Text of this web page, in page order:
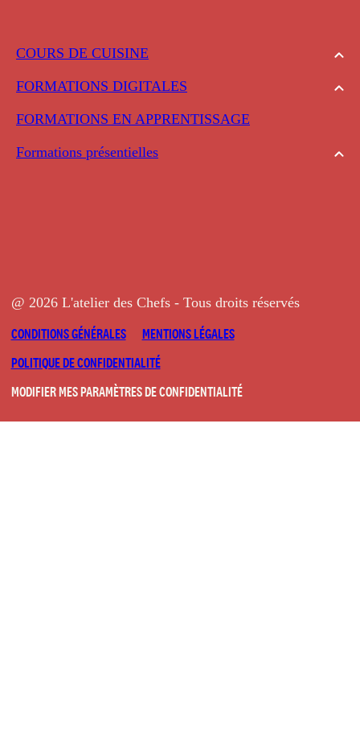
COURS DE CUISINE
FORMATIONS DIGITALES
FORMATIONS EN APPRENTISSAGE
Formations présentielles
@ 2026 L'atelier des Chefs - Tous droits réservés
CONDITIONS GÉNÉRALES
MENTIONS LÉGALES
POLITIQUE DE CONFIDENTIALITÉ
MODIFIER MES PARAMÈTRES DE CONFIDENTIALITÉ